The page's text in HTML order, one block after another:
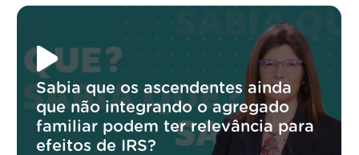
Sabia que os ascendentes ainda
que não integrando o agregado
familiar podem ter relevância para
efeitos de IRS?